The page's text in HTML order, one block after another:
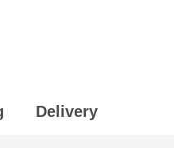
Delivery